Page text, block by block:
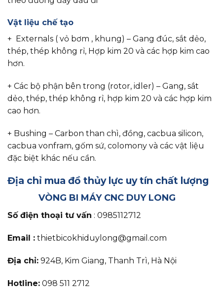
Vật liệu chế tạo
+ Externals ( vỏ bơm , khung) – Gang đúc, sắt dẻo,
thép, thép không rỉ, Hợp kim 20 và các hợp kim cao
hơn.
+ Các bộ phận bên trong (rotor, idler) – Gang, sắt
dẻo, thép, thép không rỉ, hợp kim 20 và các hợp kim
cao hơn.
+ Bushing – Carbon than chì, đồng, cacbua silicon,
cacbua vonfram, gốm sứ, colomony và các vật liệu
đặc biệt khác nếu cần.
Địa chỉ mua đồ thủy lực uy tín chất lượng
VÒNG BI MÁY CNC DUY LONG
Số điện thoại tư vấn : 0985112712
Email : thietbicokhiduylong@gmail.com
Địa chỉ: 924B, Kim Giang, Thanh Trì, Hà Nội
Hotline: 098 511 2712